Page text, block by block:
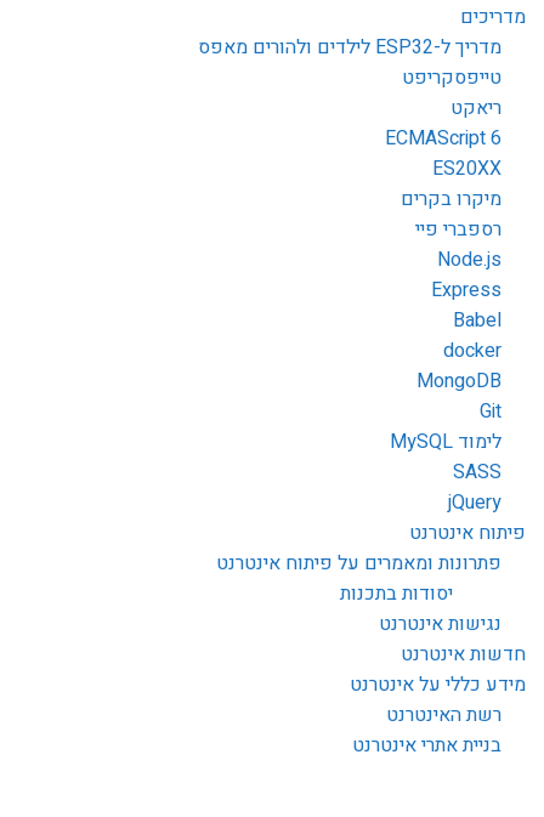
מדריכים
מדריך ל-ESP32 לילדים ולהורים מאפס
טייפסקריפט
ריאקט
ECMAScript 6
ES20XX
מיקרו בקרים
רספברי פיי
Node.js
Express
Babel
docker
MongoDB
Git
לימוד MySQL
SASS
jQuery
פיתוח אינטרנט
פתרונות ומאמרים על פיתוח אינטרנט
יסודות בתכנות
נגישות אינטרנט
חדשות אינטרנט
מידע כללי על אינטרנט
רשת האינטרנט
בניית אתרי אינטרנט